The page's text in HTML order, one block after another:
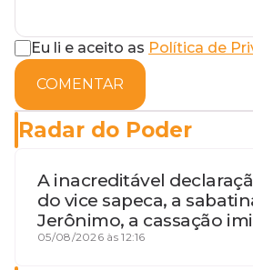
Eu li e aceito as Política de
COMENTAR
Radar do Poder
A inacreditável
do vice sapeca, a
Jerônimo, a cassação
desembargadora e a
05/08/2026 às 12:16